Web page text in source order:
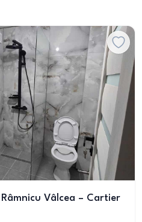
Vâlcea – Cartier